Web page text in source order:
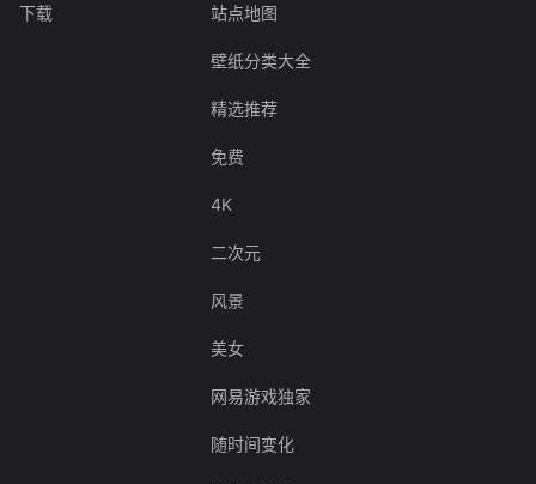
下载 站点地图
壁纸分类大全
精选推荐
免费
4K
二次元
风景
美女
网易游戏独家
随时间变化